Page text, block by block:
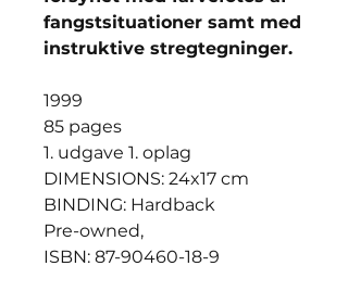
fangstsituationer samt med
instruktive stregtegninger.
1999
85 pages
1. udgave 1. oplag
DIMENSIONS: 24x17 cm
BINDING: Hardback
Pre-owned,
ISBN: 87-90460-18-9